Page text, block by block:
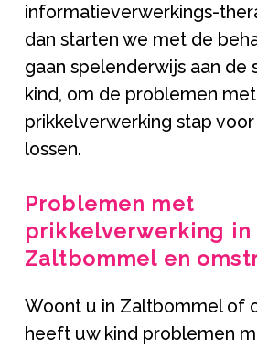
informatieverwerkings-
dan starten we met de
gaan spelenderwijs aan de
kind, om de problemen
prikkelverwerking stap
lossen.
Problemen met
prikkelverwerking in
Zaltbommel en
Woont u in Zaltbommel of
heeft uw kind problemen